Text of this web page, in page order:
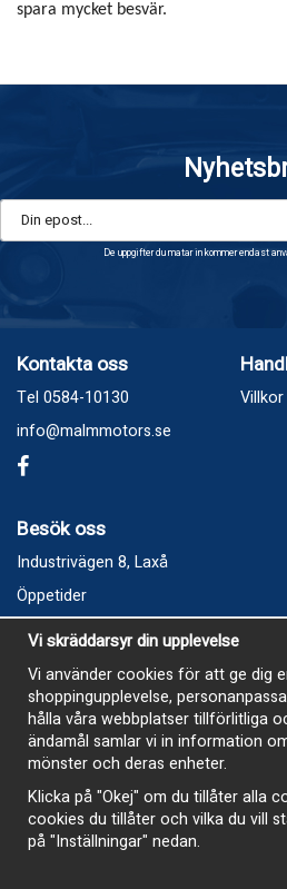
spara mycket besvär.
De uppgifter du matar in kommer endast
Kontakta oss
Tel 0584-10130
info@malmmotors.se
Villkor
Besök oss
Industrivägen 8, Laxå
Öppetider
Vecka 32
Måndag kl 9-12, kl 13 - 15
Onsdag kl 9-12, kl 13 - 15
Tisdag, Tordag och Fredag stängt
E-Handelsbutiken är öppen och
sommaren
Vi skräddarsyr din upplevelse
Vi använder cookies för att ge dig
shoppingupplevelse,
hålla våra webbplatser tillförlitliga
ändamål samlar vi in information
mönster och deras enheter.
Klicka på "Okej" om du tillåter alla
cookies du tillåter och vilka du vill
på "Inställningar" nedan.